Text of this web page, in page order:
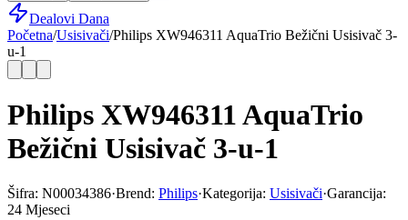
Dealovi Dana
Početna/Usisivači/Philips XW946311 AquaTrio Bežični Usisivač 3-
u-1
Philips XW946311 AquaTrio
Bežični Usisivač 3-u-1
Šifra: N00034386·Brend: Philips·Kategorija: Usisivači·Garancija:
24 Mjeseci